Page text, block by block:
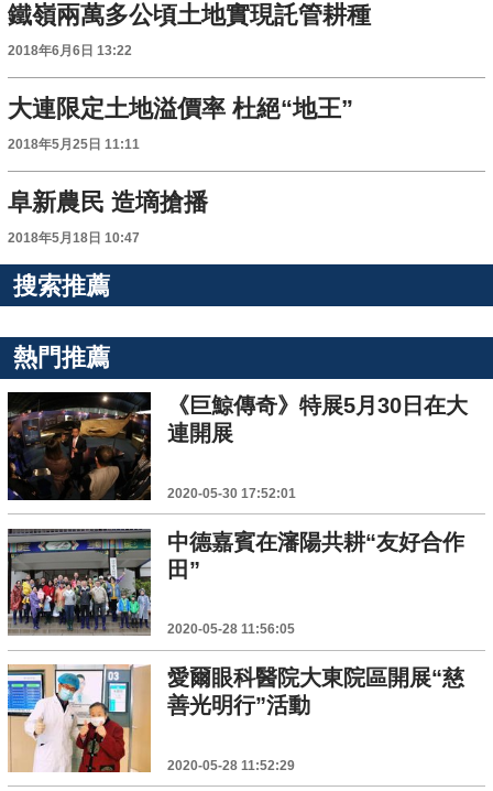
鐵嶺兩萬多公頃土地實現託管耕種
2018年6月6日 13:22
大連限定土地溢價率 杜絕“地王”
2018年5月25日 11:11
阜新農民 造墑搶播
2018年5月18日 10:47
搜索推薦
熱門推薦
《巨鯨傳奇》特展5月30日在大
連開展
2020-05-30 17:52:01
中德嘉賓在瀋陽共耕“友好合作
田”
2020-05-28 11:56:05
愛爾眼科醫院大東院區開展“慈
善光明行”活動
2020-05-28 11:52:29